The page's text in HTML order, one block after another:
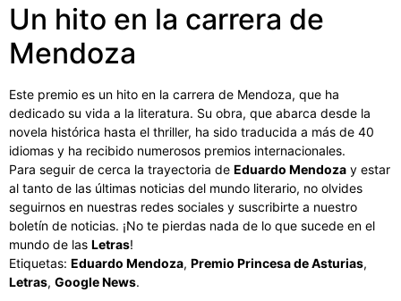
Un hito en la carrera de
Mendoza
Este premio es un hito en la carrera de Mendoza, que ha
dedicado su vida a la literatura. Su obra, que abarca desde la
novela histórica hasta el thriller, ha sido traducida a más de 40
idiomas y ha recibido numerosos premios internacionales.
Para seguir de cerca la trayectoria de Eduardo Mendoza y estar
al tanto de las últimas noticias del mundo literario, no olvides
seguirnos en nuestras redes sociales y suscribirte a nuestro
boletín de noticias. ¡No te pierdas nada de lo que sucede en el
mundo de las Letras!
Etiquetas: Eduardo Mendoza, Premio Princesa de Asturias,
Letras, Google News.